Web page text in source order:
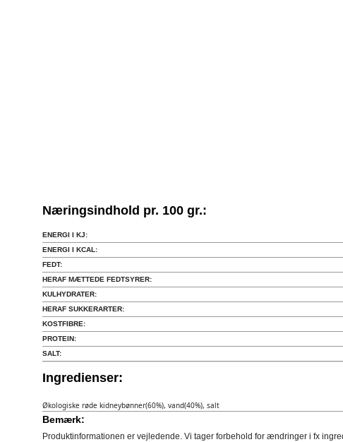
Næringsindhold pr. 100 gr.:
ENERGI I KJ:
ENERGI I KCAL:
FEDT:
HERAF MÆTTEDE FEDTSYRER:
KULHYDRATER:
HERAF SUKKERARTER:
KOSTFIBRE:
PROTEIN:
SALT:
Ingredienser:
Økologiske røde kidneybønner(60%), vand(40%), salt
Bemærk:
Produktinformationen er vejledende. Vi tager forbehold for ændringer i fx